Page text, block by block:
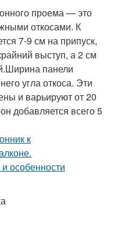
проема — это
откосами. К
7-9 см на припуск,
выступ, а 2 см
панели
угла откоса. Эти
и варьируют от 20
добавляется всего 5